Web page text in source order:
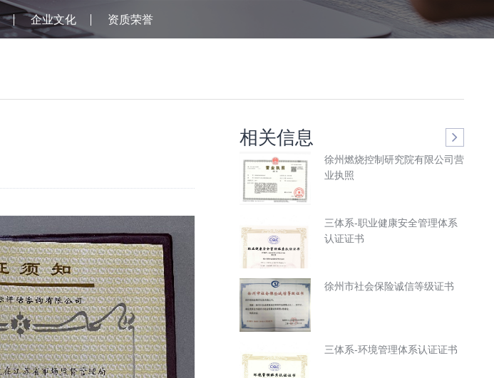
企业文化 资质荣誉
相关信息
徐州燃烧控制研究院有限公司营
业执照
三体系-职业健康安全管理体系
认证证书
徐州市社会保险诚信等级证书
三体系-环境管理体系认证证书